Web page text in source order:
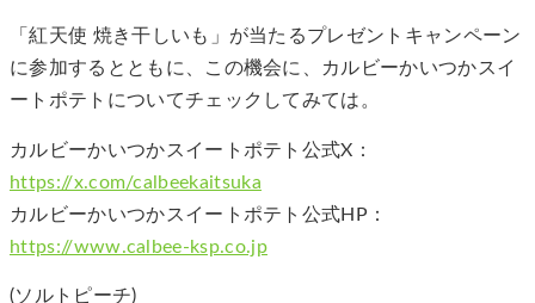
「紅天使 焼き干しいも」が当たるプレゼントキャンペーン
に参加するとともに、この機会に、カルビーかいつかスイ
ートポテトについてチェックしてみては。
カルビーかいつかスイートポテト公式X：
https://x.com/calbeekaitsuka
カルビーかいつかスイートポテト公式HP：
https://www.calbee-ksp.co.jp
(ソルトピーチ)